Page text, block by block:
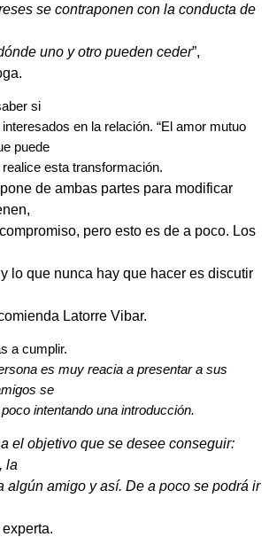
se contraponen con la conducta de
uno y otro pueden ceder”,
si
en la relación. “El amor mutuo
puede
esta transformación.
de ambas partes para modificar
pero esto es de a poco. Los
lo que nunca hay que hacer es discutir
Latorre Vibar.
a cumplir.
es muy reacia a presentar a sus
se
intentando una introducción.
el objetivo que se desee conseguir:
la
algún amigo y así. De a poco se podrá ir